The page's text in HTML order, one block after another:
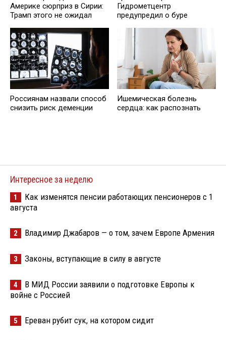
Америке сюрприз в Сирии:
Трамп этого не ожидал
Гидрометцентр
предупредил о буре
Россиянам назвали способ
снизить риск деменции
Ишемическая болезнь
сердца: как распознать
Интересное за неделю
1
Как изменятся пенсии работающих пенсионеров с 1
августа
2 Владимир Джабаров — о том, зачем Европе Армения
3 Законы, вступающие в силу в августе
4
В МИД России заявили о подготовке Европы к
войне с Россией
5 Ереван рубит сук, на котором сидит